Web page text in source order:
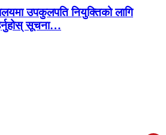
उपकुलपति नियुक्तिको लागि
सूचना…